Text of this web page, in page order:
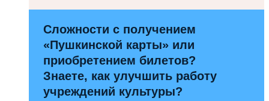
Сложности с получением
«Пушкинской карты» или
приобретением билетов?
Знаете, как улучшить работу
учреждений культуры?